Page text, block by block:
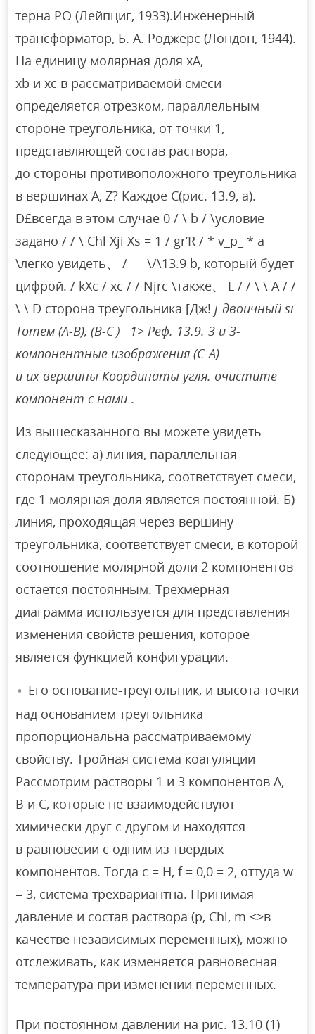
терна РО (Лейпциг, 1933).Инженерный
трансформатор, Б. А. Роджерс (Лондон, 1944).
На единицу молярная доля xA,
xb и xc в рассматриваемой смеси
определяется отрезком, параллельным
стороне треугольника, от точки 1,
представляющей состав раствора,
до стороны противоположного треугольника
в вершинах A, Z? Каждое С(рис. 13.9, а).
D£всегда в этом случае 0 / \ b / \условие
задано / / \ Chl Xji Xs = 1 / gr’R / * v_p_ * a
\легко увидеть、 / — \/\13.9 b, который будет
цифрой. / kXc / xc / / Njrc \также、 L / / \ \ A / /
\ \ D сторона треугольника [Дж!j-двоичный si-
Тотем (A-B), (B-C） 1> Реф. 13.9. 3 и 3-
компонентные изображения (C-A)
и их вершины Координаты угля. очистите
компонент с нами .
Из вышесказанного вы можете увидеть
следующее: а) линия, параллельная
сторонам треугольника, соответствует смеси,
где 1 молярная доля является постоянной. Б)
линия, проходящая через вершину
треугольника, соответствует смеси, в которой
соотношение молярной доли 2 компонентов
остается постоянным. Трехмерная
диаграмма используется для представления
изменения свойств решения, которое
является функцией конфигурации.
Его основание-треугольник, и высота точки
над основанием треугольника
пропорциональна рассматриваемому
свойству. Тройная система коагуляции
Рассмотрим растворы 1 и 3 компонентов А,
В и С, которые не взаимодействуют
химически друг с другом и находятся
в равновесии с одним из твердых
компонентов. Тогда c = H, f = 0,0 = 2, оттуда w
= 3, система трехвариантна. Принимая
давление и состав раствора (p, Chl, m <>в
качестве независимых переменных), можно
отслеживать, как изменяется равновесная
температура при изменении переменных.
При постоянном давлении на рис. 13.10 (1)